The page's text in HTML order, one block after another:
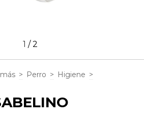
1 /2
> Perro > Higiene >